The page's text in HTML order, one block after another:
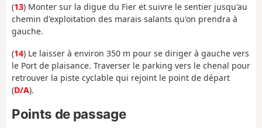
(13) Monter sur la digue du Fier et suivre le sentier jusqu'au
chemin d'exploitation des marais salants qu'on prendra à
gauche.
(14) Le laisser à environ 350 m pour se diriger à gauche vers
le Port de plaisance. Traverser le parking vers le chenal pour
retrouver la piste cyclable qui rejoint le point de départ
(D/A).
Points de passage